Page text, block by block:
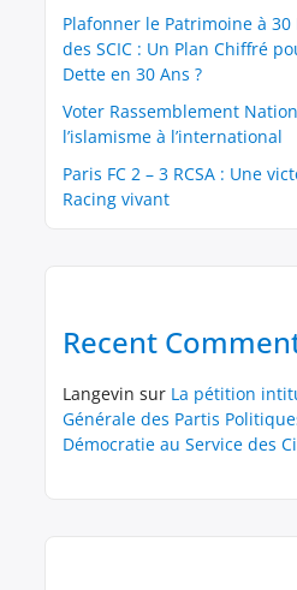
Plafonner le Patrimoine à
des SCIC : Un Plan Chiffré
Dette en 30 Ans ?
Voter Rassemblement
l’islamisme à l’international
Paris FC 2 – 3 RCSA : Une
Racing vivant
Recent
Langevin sur La pétition
Générale des Partis
Démocratie au Service des